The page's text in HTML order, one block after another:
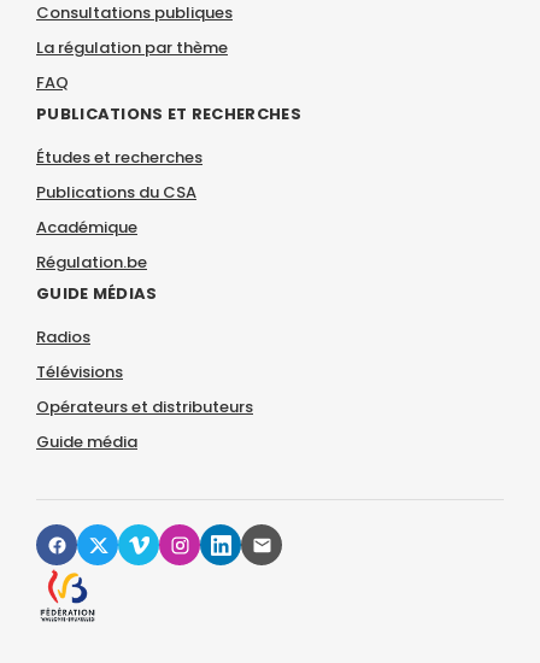
Consultations publiques
La régulation par thème
FAQ
PUBLICATIONS ET RECHERCHES
Études et recherches
Publications du CSA
Académique
Régulation.be
GUIDE MÉDIAS
Radios
Télévisions
Opérateurs et distributeurs
Guide média